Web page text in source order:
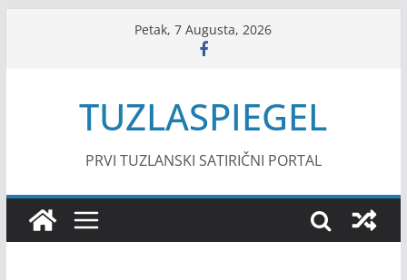
Petak, 7 Augusta, 2026
TUZLASPIEGEL
PRVI TUZLANSKI SATIRIČNI PORTAL